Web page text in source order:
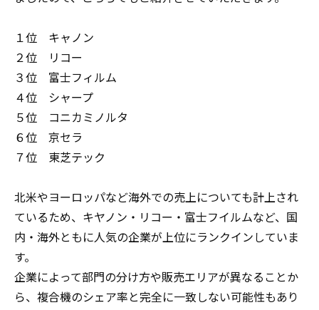
１位 キャノン
２位 リコー
３位 富士フィルム
４位 シャープ
５位 コニカミノルタ
６位 京セラ
７位 東芝テック
北米やヨーロッパなど海外での売上についても計上され
ているため、キヤノン・リコー・富士フイルムなど、国
内・海外ともに人気の企業が上位にランクインしていま
す。
企業によって部門の分け方や販売エリアが異なることか
ら、複合機のシェア率と完全に一致しない可能性もあり